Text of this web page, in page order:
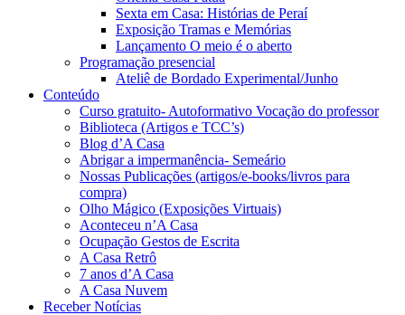
Sexta em Casa: Histórias de Peraí
Exposição Tramas e Memórias
Lançamento O meio é o aberto
Programação presencial
Ateliê de Bordado Experimental/Junho
Conteúdo
Curso gratuito- Autoformativo Vocação do professor
Biblioteca (Artigos e TCC’s)
Blog d’A Casa
Abrigar a impermanência- Semeário
Nossas Publicações (artigos/e-books/livros para
compra)
Olho Mágico (Exposições Virtuais)
Aconteceu n’A Casa
Ocupação Gestos de Escrita
A Casa Retrô
7 anos d’A Casa
A Casa Nuvem
Receber Notícias